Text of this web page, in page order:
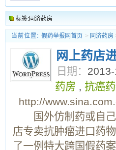
标签:同济药房
当前位置: 假药举报网首页 > 同济药房
网上药店
日期：
药房 , 抗癌
http://
国外仿制药或自己
店专卖抗肿瘤进口药
了一例特大跨国假药